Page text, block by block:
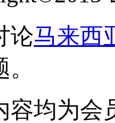
论马来西
容均为会